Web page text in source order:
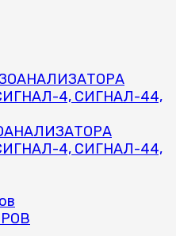
4, СИГНАЛ-44,